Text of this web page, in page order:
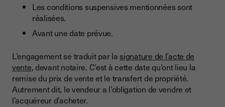
Les conditions suspensives mentionnées sont
réalisées.
Avant une date prévue.
L’engagement se traduit par la signature de l’acte de
vente, devant notaire. C’est à cette date qu’ont lieu la
remise du prix de vente et le transfert de propriété.
Autrement dit, le vendeur a l’obligation de vendre et
l’acquéreur d’acheter.